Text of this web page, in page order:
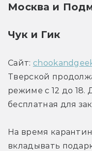
Москва и
Чук и Гик
Сайт:
Тверской
режиме с 12 до 18.
бесплатная для
На время
вкладывать